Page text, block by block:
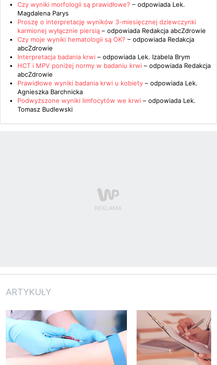
Czy wyniki morfologii są prawidłowe? – odpowiada Lek.
Magdalena Parys
Proszę o interpretację wyników 3-miesięcznej dziewczynki
karmionej wyłącznie piersią – odpowiada Redakcja abcZdrowie
Czy moje wyniki hematologii są OK? – odpowiada Redakcja
abcZdrowie
Interpretacja badania krwi – odpowiada Lek. Izabela Brym
HCT i MPV poniżej normy w badaniu krwi – odpowiada Redakcja
abcZdrowie
Prawidłowe wyniki badania krwi u kobiety – odpowiada Lek.
Agnieszka Barchnicka
Podwyższone wyniki limfocytów we krwi – odpowiada Lek.
Tomasz Budlewski
ARTYKUŁY